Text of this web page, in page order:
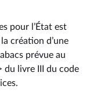
pour l’État est
création d’une
prévue au
du livre III du code